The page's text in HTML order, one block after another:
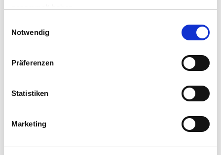
Notwendig
Präferenzen
Statistiken
Marketing
Preis reduziert von
auf
Exklusiv nur online!